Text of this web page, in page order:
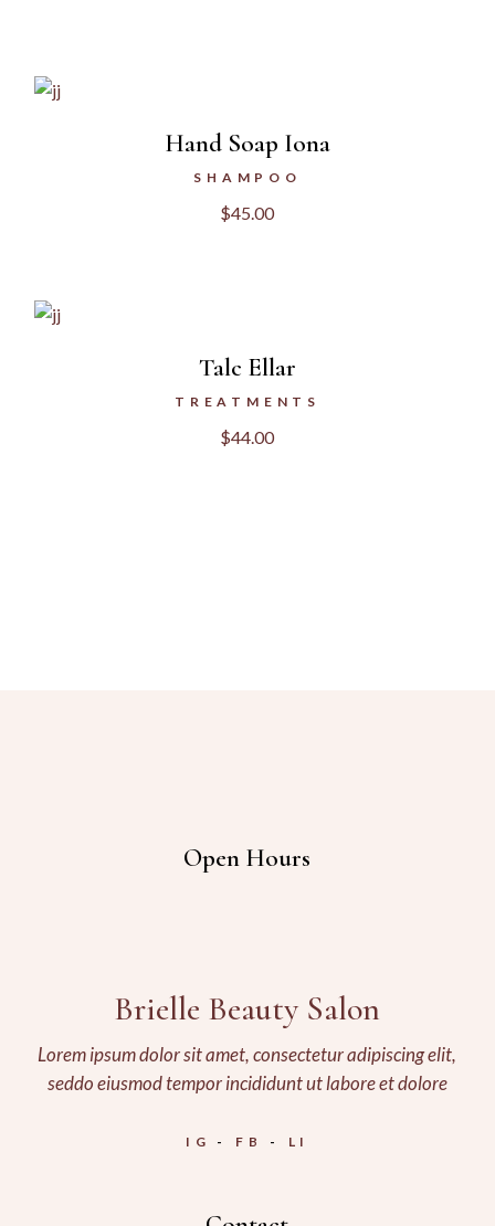
Hand Soap Iona
SHAMPOO
$45.00
Talc Ellar
TREATMENTS
$44.00
Open Hours
Brielle Beauty Salon
Lorem ipsum dolor sit amet, consectetur adipiscing elit,
seddo eiusmod tempor incididunt ut labore et dolore
IG FB LI